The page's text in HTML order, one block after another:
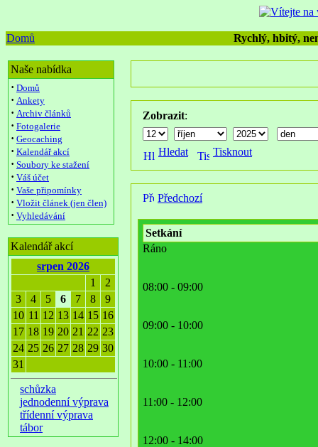
Domů Rychlý, hbitý,
Naše nabídka
· Domů
· Ankety
· Archiv článků
· Fotogalerie
· Geocaching
· Kalendář akcí
· Soubory ke stažení
· Váš účet
· Vaše připomínky
· Vložit článek (jen člen)
· Vyhledávání
Kalendář akcí
srpen 2026
1
2
3
4 5 6 7 8
9
10 11 12 13 14 15 16
17 18 19 20 21 22 23
24 25 26 27 28 29 30
31
schůzka
jednodenní výprava
třídenní výprava
tábor
Zobrazit:
Hledat Tisknout
Předchozí
Setkání
Ráno
08:00 - 09:00
09:00 - 10:00
10:00 - 11:00
11:00 - 12:00
12:00 - 14:00